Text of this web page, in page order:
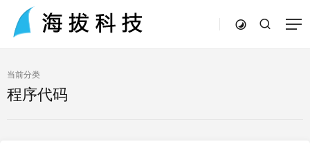
当前分类
程序代码